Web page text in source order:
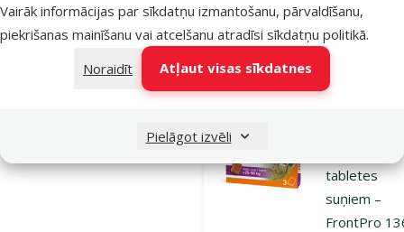
Vairāk informācijas par sīkdatņu izmantošanu, pārvaldīšanu,
piekrišanas mainīšanu vai atcelšanu atradīsi sīkdatņu politikā.
Noraidīt
Atļaut visas sīkdatnes
Pielāgot izvēli
Noliktavā
Bezmaksas
piegāde
tabletes
suņiem –
FrontPro